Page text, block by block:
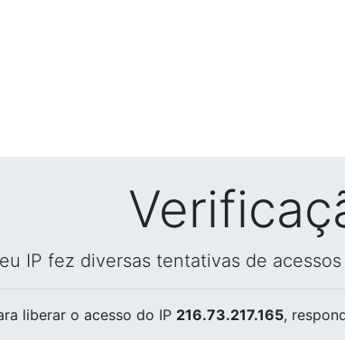
IP fez diversas tentativas de
liberar o acesso do IP 216.73.217.165,